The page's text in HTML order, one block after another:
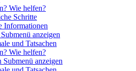
Wie helfen?
Schritte
Informationen
Submenü anzeigen
und Tatsachen
Wie helfen?
Submenü anzeigen